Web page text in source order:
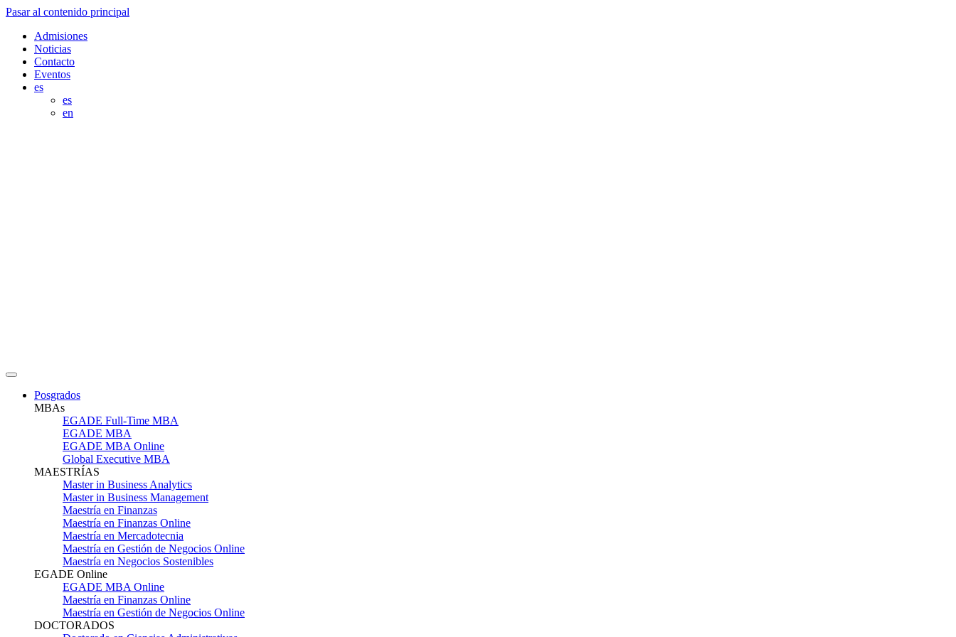
Pasar al contenido principal
Admisiones
Noticias
Contacto
Eventos
es
es
en
Posgrados
MBAs
EGADE Full-Time MBA
EGADE MBA
EGADE MBA Online
Global Executive MBA
MAESTRÍAS
Master in Business Analytics
Master in Business Management
Maestría en Finanzas
Maestría en Finanzas Online
Maestría en Mercadotecnia
Maestría en Gestión de Negocios Online
Maestría en Negocios Sostenibles
EGADE Online
EGADE MBA Online
Maestría en Finanzas Online
Maestría en Gestión de Negocios Online
DOCTORADOS